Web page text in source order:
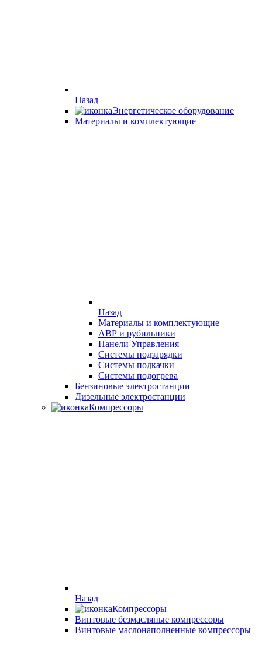
Назад
Энергетическое оборудование
Материалы и комплектующие
Назад
Материалы и комплектующие
АВР и рубильники
Панели Управления
Системы подзарядки
Системы подкачки
Системы подогрева
Бензиновые электростанции
Дизельные электростанции
Компрессоры
Назад
Компрессоры
Винтовые безмасляные компрессоры
Винтовые маслонаполненные компрессоры